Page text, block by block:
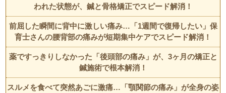
われた状態が、鍼と骨格矯正でスピード解消！
前屈した瞬間に背中に激しい痛み…「1週間で復帰したい」保
育士さんの腰背部の痛みが短期集中ケアでスピード解消！
薬ですっきりしなかった「後頭部の痛み」が、3ヶ月の矯正と
鍼施術で根本解消！
スルメを食べて突然あごに激痛…「顎関節の痛み」が全身の姿